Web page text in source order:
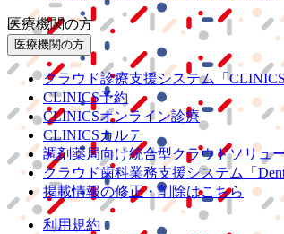
医療機関の方
医療機関の方
クラウド診療支援システム
「
CLINICS予約
CLINICSオンライン診療
CLINICSカルテ
調剤薬局向け統合型クラウドソリュ
クラウド歯科業務支援システム
「
掲載情報の修正・削除はこちら
利用規約